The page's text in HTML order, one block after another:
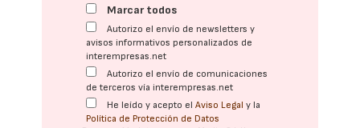
Marcar todos
Autorizo el envío de newsletters y
avisos informativos personalizados de
interempresas.net
Autorizo el envío de comunicaciones
de terceros vía interempresas.net
He leído y acepto elAviso Legal y la
Política de Protección de Datos